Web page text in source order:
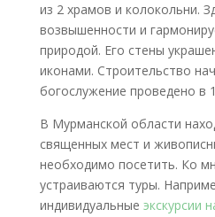
из 2 храмов и колокольни.
возвышенности и
природой. Его стены
иконами. Строительство
богослужение проведено в
В Мурманской области
священных мест и
необходимо посетить. Ко
устраиваются туры.
индивидуальные экскурсии